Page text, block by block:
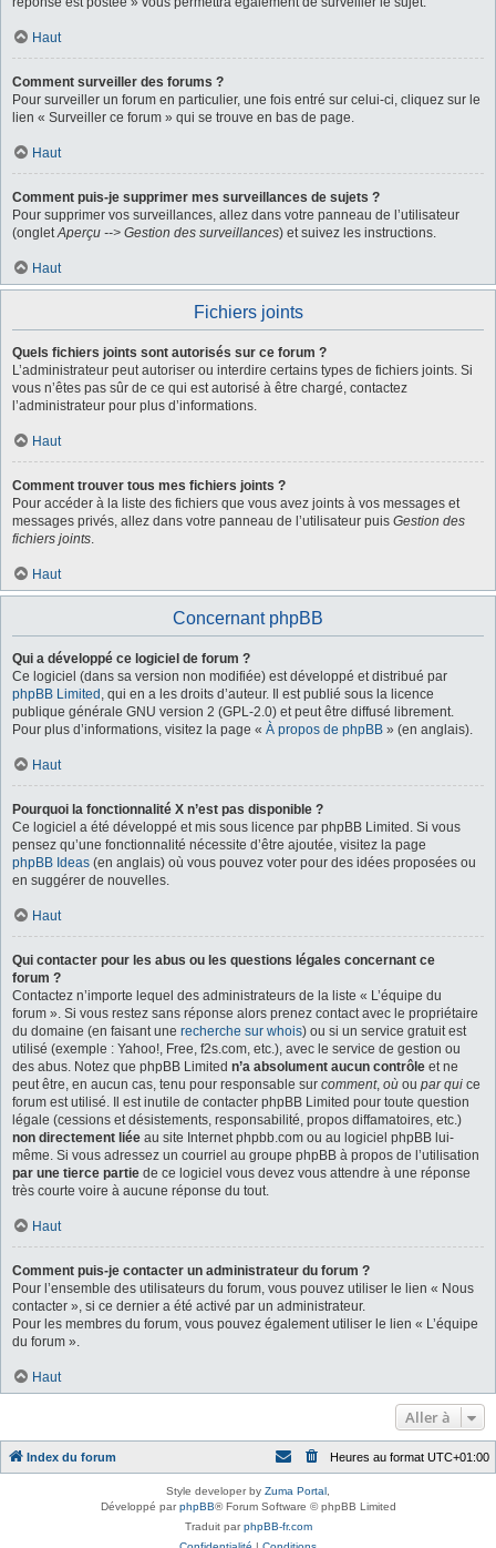
Haut
Comment surveiller des forums ?
Pour surveiller un forum en particulier, une fois entré sur celui-ci, cliquez sur le
lien « Surveiller ce forum » qui se trouve en bas de page.
Haut
Comment puis-je supprimer mes surveillances de sujets ?
Pour supprimer vos surveillances, allez dans votre panneau de l’utilisateur
(ongletAperçu --> Gestion des surveillances) et suivez les instructions.
Haut
Fichiers joints
Quels fichiers joints sont autorisés sur ce forum ?
L’administrateur peut autoriser ou interdire certains types de fichiers joints. Si
vous n’êtes pas sûr de ce qui est autorisé à être chargé, contactez
l’administrateur pour plus d’informations.
Haut
Comment trouver tous mes fichiers joints ?
Pour accéder à la liste des fichiers que vous avez joints à vos messages et
messages privés, allez dans votre panneau de l’utilisateur puis Gestion des
fichiers joints.
Haut
Concernant phpBB
Qui a développé ce logiciel de forum ?
Ce logiciel (dans sa version non modifiée) est développé et distribué par
phpBB Limited , qui en a les droits d’auteur. Il est publié sous la licence
publique générale GNU version 2 (GPL-2.0) et peut être diffusé librement.
Pour plus d’informations, visitez la page « À propos de phpBB » (en anglais).
Haut
Pourquoi la fonctionnalité X n’est pas disponible ?
Ce logiciel a été développé et mis sous licence par phpBB Limited. Si vous
pensez qu’une fonctionnalité nécessite d’être ajoutée, visitez la page
phpBB Ideas (en anglais) où vous pouvez voter pour des idées proposées ou
en suggérer de nouvelles.
Haut
Qui contacter pour les abus ou les questions légales concernant ce
forum ?
Contactez n’importe lequel des administrateurs de la liste « L’équipe du
forum ». Si vous restez sans réponse alors prenez contact avec le propriétaire
du domaine (en faisant une recherche sur whois) ou si un service gratuit est
utilisé (exemple : Yahoo!, Free, f2s.com, etc.), avec le service de gestion ou
des abus. Notez que phpBB Limited n’a absolument aucun contrôle et ne
peut être, en aucun cas, tenu pour responsable sur comment, où ou par qui ce
forum est utilisé. Il est inutile de contacter phpBB Limited pour toute question
légale (cessions et désistements, responsabilité, propos diffamatoires, etc.)
non directement liée au site Internet phpbb.com ou au logiciel phpBB lui-
même. Si vous adressez un courriel au groupe phpBB à propos de l’utilisation
par une tierce partie de ce logiciel vous devez vous attendre à une réponse
très courte voire à aucune réponse du tout.
Haut
Comment puis-je contacter un administrateur du forum ?
Pour l’ensemble des utilisateurs du forum, vous pouvez utiliser le lien « Nous
contacter », si ce dernier a été activé par un administrateur.
Pour les membres du forum, vous pouvez également utiliser le lien « L’équipe
du forum ».
Haut
Aller à
Index du forum Heures au format UTC+01:00
Style developer by Zuma Portal
Développé parphpBB® Forum Software © phpBB Limited
Traduit parphpBB-fr.com